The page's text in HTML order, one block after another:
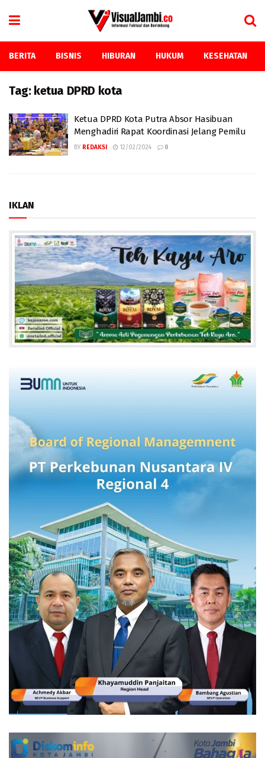
BERITA BISNIS HIBURAN HUKUM KESEHATAN
Tag: ketua DPRD kota
Ketua DPRD Kota Putra Absor Hasibuan
Menghadiri Rapat Koordinasi Jelang Pemilu
BY REDAKSI 12/02/2024 0
IKLAN